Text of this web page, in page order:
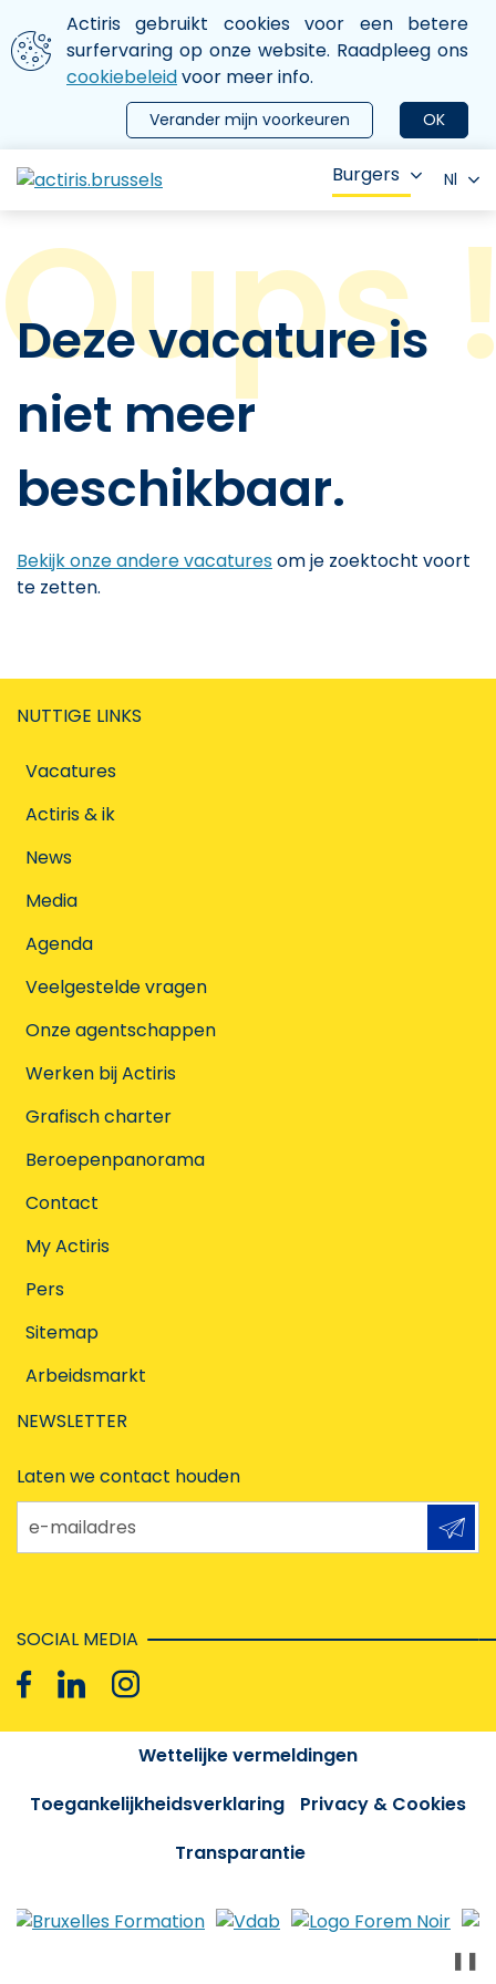
Aller au contenu principal
We gebruiken cookies
Actiris gebruikt cookies voor een betere
surfervaring op onze website. Raadpleeg ons
cookiebeleidvoor meer info.
OK
Verander mijn voorkeuren
le menu
Burgers Nl
Deze vacature is
niet meer
beschikbaar.
Bekijk onze andere vacaturesom je zoektocht voort
te zetten.
NUTTIGE LINKS
Vacatures
Actiris & ik
News
Media
Agenda
Veelgestelde vragen
Onze agentschappen
Werken bij Actiris
Grafisch charter
Beroepenpanorama
Contact
My Actiris
Pers
Sitemap
Arbeidsmarkt
NEWSLETTER
Laten we contact houden
e-mailadres
SOCIAL MEDIA
Wettelijke vermeldingen
Toegankelijkheidsverklaring
Privacy & Cookies
Transparantie
❚❚